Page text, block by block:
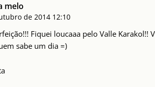
melo
de 2014 12:10
Fiquei loucaaa pelo Valle Karakol!!
sabe um dia =)